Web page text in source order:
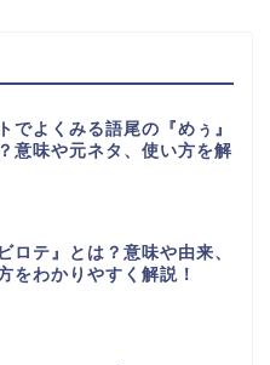
でよくみる語尾の『めぅ』
意味や元ネタ、使い方を解
ロテ』とは？意味や由来、
をわかりやすく解説！